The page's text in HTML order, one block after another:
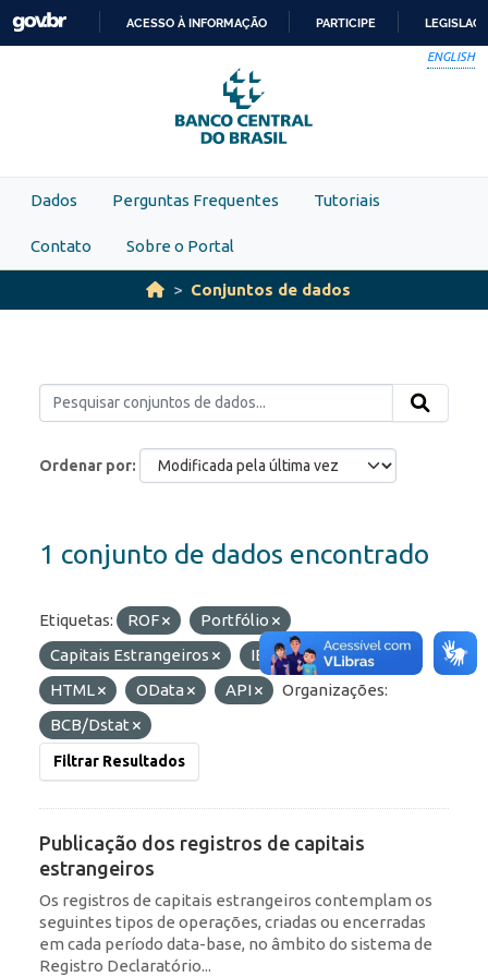
Skip to main content
PARA
O
CONTEÚDO
ACESSO À INFORMAÇÃO PARTICIPE
ENGLISH
Dados Perguntas Frequentes Tutoriais
Contato Sobre o Portal
Conjuntos de dados
Ordenar por
1 conjunto de dados encontrado
Etiquetas: ROF
Portfólio
Capitais Estrangeiros
IED
Formatos:
HTML
OData API
Organizações:
BCB/Dstat
Filtrar Resultados
Publicação dos registros de capitais
estrangeiros
Os registros de capitais estrangeiros contemplam os
seguintes tipos de operações, criadas ou encerradas
em cada período data-base, no âmbito do sistema de
Registro Declaratório...